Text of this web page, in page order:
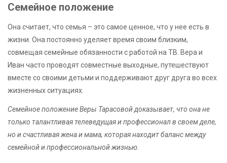
Семейное положение
Она считает, что семья – это самое ценное, что у нее есть в
жизни. Она постоянно уделяет время своим близким,
совмещая семейные обязанности с работой на ТВ. Вера и
Иван часто проводят совместные выходные, путешествуют
вместе со своими детьми и поддерживают друг друга во всех
жизненных ситуациях.
Семейное положение Веры Тарасовой доказывает, что она не
только талантливая телеведущая и профессионал в своем деле,
но и счастливая жена и мама, которая находит баланс между
семейной и профессиональной жизнью.